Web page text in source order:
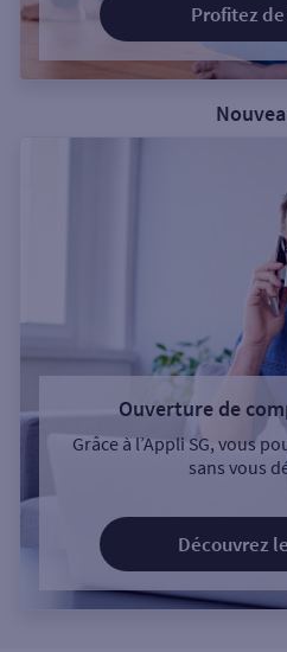
Profitez
Ouverture de
Grâce à l’Appli SG, vous
sans vous
Découvrez